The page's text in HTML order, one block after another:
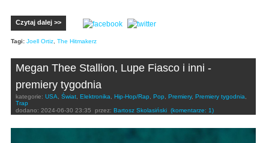
Czytaj dalej >>
Tagi: Joell Ortiz, The Hitmakerz
Megan Thee Stallion, Lupe Fiasco i inni -
premiery tygodnia
kategorie: USA, Świat, Elektronika, Hip-Hop/Rap, Pop, Premiery, Premiery tygodnia,
Trap
dodano: 2024-06-30 23:35 przez: Bartosz Skolasiński (komentarze: 1)